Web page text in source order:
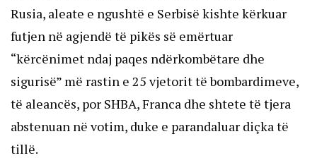
Rusia, aleate e ngushtë e Serbisë kishte kërkuar
futjen në agjendë të pikës së emërtuar
“kërcënimet ndaj paqes ndërkombëtare dhe
sigurisë” më rastin e 25 vjetorit të bombardimeve,
të aleancës, por SHBA, Franca dhe shtete të tjera
abstenuan në votim, duke e parandaluar diçka të
tillë.